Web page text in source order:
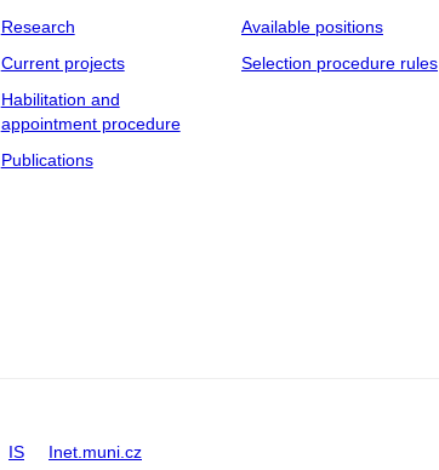
Research
Current projects
Habilitation and
appointment procedure
Publications
Available positions
Selection procedure rules
IS Inet.muni.cz